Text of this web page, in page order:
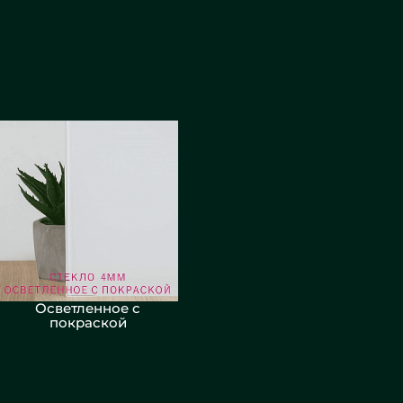
Осветленное с
покраской